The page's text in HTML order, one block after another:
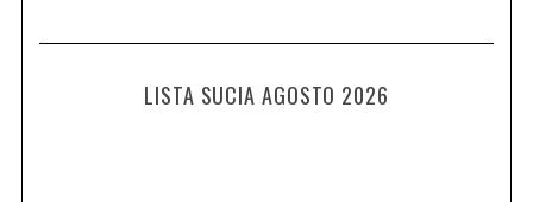
LISTA SUCIA AGOSTO 2026